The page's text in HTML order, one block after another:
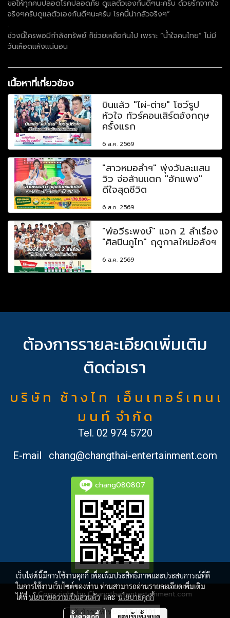
ขอให้ทุกคนปลอดโรคปลอดภัย ดูแลตัวเองกันดีๆนะครับ ด้วยรักจากใจ
จริงๆครับดูแลตัวเองกันดีๆนะครับ โรคนี้น่ากลัวจริงๆ”
.
ช่วงนี้ใครพอมีกำลังทรัพย์ ก็ช่วยเหลือกันไป เพราะ “น้ำใจคนไทย” ไม่มี
วันเหือดแห้งแน่นอน
เนื้อหาที่เกี่ยวข้อง
บินแล้ว "ไผ่-ต่าย" โชว์รูป
หัวใจ ทัวร์คอนเสิร์ตอังกฤษ
ครั้งแรก
6 ส.ค. 2569
"สาวหมอลำฯ" พุ่งวันละแสน
วิว จ่อล้านแตก "ฮักแพง"
ดีใจสุดชีวิต
6 ส.ค. 2569
"พ่อวีระพงษ์" แจก 2 ลำเรื่อง
"ศิลปินภูไท" ฤดูกาลใหม่อลังฯ
6 ส.ค. 2569
ต้องการรายละเอียดเพิ่มเติม
ติดต่อเรา
บ ริ ษั ท ช้ า ง ไ ท เ อ็ น เ ท อ ร์ เ ท น เ
ม น ท์ จำ กั ด
Tel. 02 974 5720
E-mail
chang@changthai-entertainment.com
chang080807
Copy right by Changthai-entertainment.com
ผู้เข้าชมทั้งหมด 4,546,101
เว็บไซต์นี้มีการใช้งานคุกกี้ เพื่อเพิ่มประสิทธิภาพและประสบการณ์ที่ดี
ในการใช้งานเว็บไซต์ของท่าน ท่านสามารถอ่านรายละเอียดเพิ่มเติม
ได้ที่นโยบายความเป็นส่วนตัวและนโยบายคุกกี้